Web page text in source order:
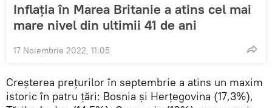
Inflația în Marea Britanie a atins cel mai
mare nivel din ultimii 41 de ani
17 Noiembrie 2022, 11:05
Creșterea prețurilor în septembrie a atins un maxim
istoric în patru țări: Bosnia și Herțegovina (17,3%),